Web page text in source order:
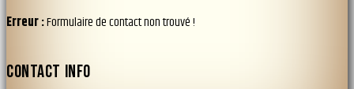
Erreur :Formulaire de contact non trouvé !
CONTACT INFO